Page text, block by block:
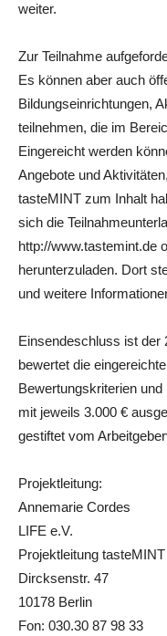
weiter.
Zur Teilnahme
Es können aber auch
Bildungseinrichtungen,
teilnehmen, die im
Eingereicht werden
Angebote und
tasteMINT zum Inhalt
sich die
http://www.tastemint.de
herunterzuladen. Dort
und weitere
Einsendeschluss ist der
bewertet die
Bewertungskriterien
mit jeweils 3.000 €
gestiftet vom
Projektleitung:
Annemarie Cordes
LIFE e.V.
Projektleitung tasteMINT
Dircksenstr. 47
10178 Berlin
Fon: 030.30 87 98 33